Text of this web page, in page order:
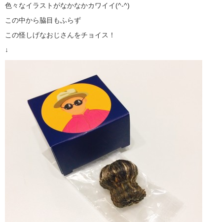
色々なイラストがなかなかカワイイ(^-^)
この中から脇目もふらず
この怪しげなおじさんをチョイス！
↓